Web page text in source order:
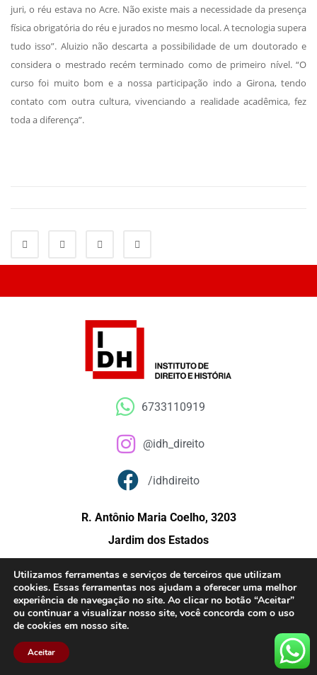
juri, o réu estava no Acre. Não existe mais a necessidade da presença
física obrigatória do réu e jurados no mesmo local. A tecnologia supera
tudo isso”. Aluizio não descarta a possibilidade de um doutorado e
considera o mestrado recém terminado como de primeiro nível. “O
curso foi muito bom e a nossa participação indo a Girona, tendo
contato com outra cultura, vivenciando a realidade acadêmica, fez
toda a diferença”.
6733110919
@idh_direito
/idhdireito
R. Antônio Maria Coelho, 3203
Jardim dos Estados
Campo Grande – MS
CEP 79020-210
© Copyright 2015 – Instituto de Direito e História (IDH) – Todos os direitos
Utilizamos ferramentas e serviços de terceiros que utilizam
cookies. Essas ferramentas nos ajudam a oferecer uma melhor
experiência de navegação no site. Ao clicar no botão “Aceitar”
ou continuar a visualizar nosso site, você concorda com o uso
de cookies em nosso site.
Aceitar